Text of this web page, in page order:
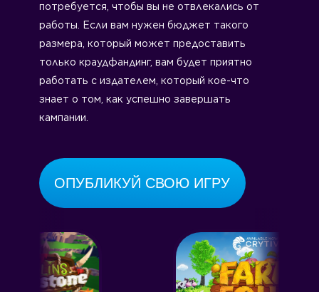
потребуется, чтобы вы не отвлекались от
работы. Если вам нужен бюджет такого
размера, который может предоставить
только краудфандинг, вам будет приятно
работать с издателем, который кое-что
знает о том, как успешно завершать
кампании.
ОПУБЛИКУЙ СВОЮ ИГРУ